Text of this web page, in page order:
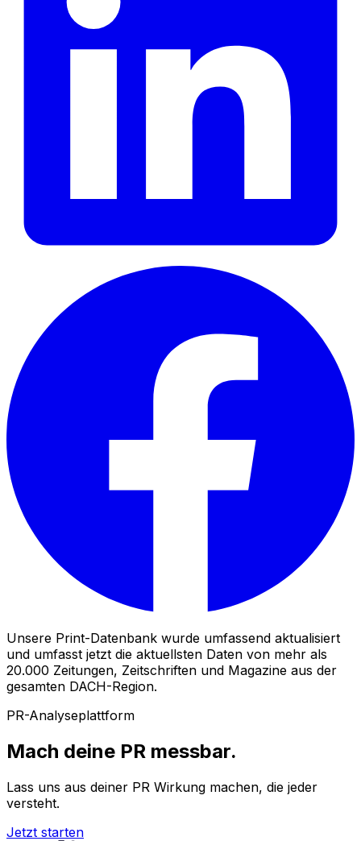
Unsere Print-Datenbank wurde umfassend aktualisiert
und umfasst jetzt die aktuellsten Daten von mehr als
20.000 Zeitungen, Zeitschriften und Magazine aus der
gesamten DACH-Region.
PR-Analyseplattform
Mach deine PR messbar.
Lass uns aus deiner PR Wirkung machen, die jeder
versteht.
Jetzt starten